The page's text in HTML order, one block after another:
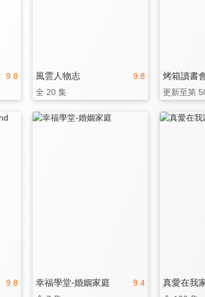
9.8 9.8
風雲人物志
全 20 集
烤箱讀書
更新至第
9.8 9.4
幸福學堂-婚姻家庭 真愛在我